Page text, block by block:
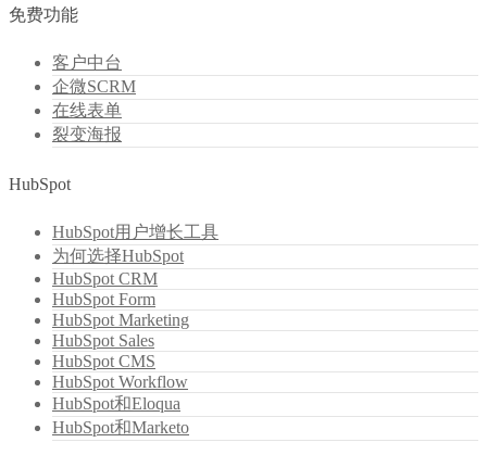
免费功能
客户中台
企微SCRM
在线表单
裂变海报
HubSpot
HubSpot用户增长工具
为何选择HubSpot
HubSpot CRM
HubSpot Form
HubSpot Marketing
HubSpot Sales
HubSpot CMS
HubSpot Workflow
HubSpot和Eloqua
HubSpot和Marketo